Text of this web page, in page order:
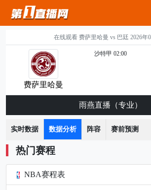
在线观看 费萨里哈曼 vs 巴廷 2026年
费萨里哈曼
沙特甲 02:00
雨燕直播（专业）
实时数据 数据分析 阵容 赛前预测
热门赛程
NBA赛程表